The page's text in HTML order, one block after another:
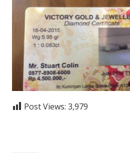
k
t
i
I
n
Post Views: 3,979